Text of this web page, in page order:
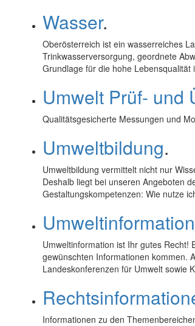
Wasser.
Oberösterreich ist ein wasserreiches
Trinkwasserversorgung, geordnete
Grundlage für die hohe Lebensqualität
Umwelt Prüf- und
Qualitätsgesicherte Messungen und
Umweltbildung.
Umweltbildung vermittelt nicht nur
Deshalb liegt bei unseren Angeboten
Gestaltungskompetenzen: Wie nutze
Umweltinformation ist Ihr gutes Recht!
gewünschten Informationen kommen.
Landeskonferenzen für Umwelt sowie
Informationen zu den